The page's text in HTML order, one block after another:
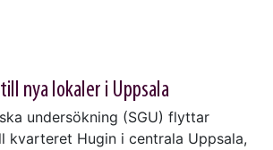
nya lokaler i Uppsala
undersökning (SGU) flyttar
kvarteret Hugin i centrala Uppsala,